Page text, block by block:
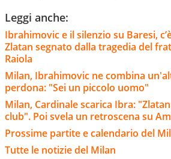
Leggi anche:
Ibrahimovic e il silenzio su Baresi,
Zlatan segnato dalla tragedia del
Raiola
Milan, Ibrahimovic ne combina
perdona: "Sei un piccolo uomo"
Milan, Cardinale scarica Ibra:
club". Poi svela un retroscena su
Prossime partite e calendario del
Tutte le notizie del Milan